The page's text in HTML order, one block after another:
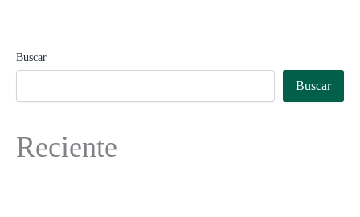
Buscar
Buscar
Reciente